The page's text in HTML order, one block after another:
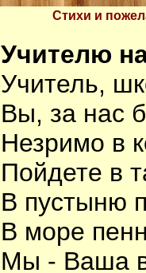
Стихи и
Учителю
Учитель,
Вы, за нас
Незримо в
Пойдете в
В пустыню
В море
Мы - Ваша